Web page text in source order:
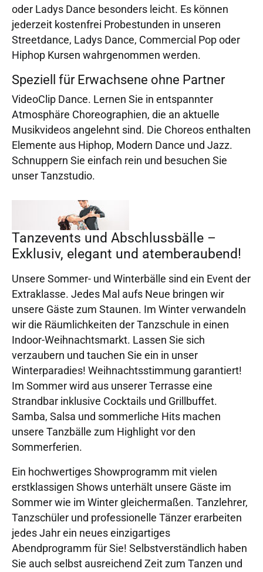
oder Ladys Dance besonders leicht. Es können
jederzeit kostenfrei Probestunden in unseren
Streetdance, Ladys Dance, Commercial Pop oder
Hiphop Kursen wahrgenommen werden.
Speziell für Erwachsene ohne Partner
VideoClip Dance. Lernen Sie in entspannter
Atmosphäre Choreographien, die an aktuelle
Musikvideos angelehnt sind. Die Choreos enthalten
Elemente aus Hiphop, Modern Dance und Jazz.
Schnuppern Sie einfach rein und besuchen Sie
unser Tanzstudio.
Tanzevents und Abschlussbälle –
Exklusiv, elegant und atemberaubend!
Unsere Sommer- und Winterbälle sind ein Event der
Extraklasse. Jedes Mal aufs Neue bringen wir
unsere Gäste zum Staunen. Im Winter verwandeln
wir die Räumlichkeiten der Tanzschule in einen
Indoor-Weihnachtsmarkt. Lassen Sie sich
verzaubern und tauchen Sie ein in unser
Winterparadies! Weihnachtsstimmung garantiert!
Im Sommer wird aus unserer Terrasse eine
Strandbar inklusive Cocktails und Grillbuffet.
Samba, Salsa und sommerliche Hits machen
unsere Tanzbälle zum Highlight vor den
Sommerferien.
Ein hochwertiges Showprogramm mit vielen
erstklassigen Shows unterhält unsere Gäste im
Sommer wie im Winter gleichermaßen. Tanzlehrer,
Tanzschüler und professionelle Tänzer erarbeiten
jedes Jahr ein neues einzigartiges
Abendprogramm für Sie! Selbstverständlich haben
Sie auch selbst ausreichend Zeit zum Tanzen und